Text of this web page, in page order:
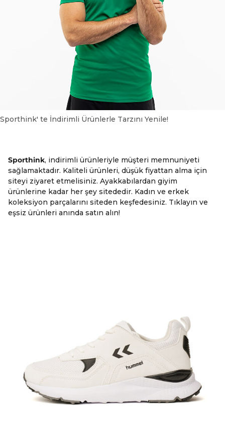
Sporthink' te İndirimli Ürünlerle Tarzını Yenile!
Sporthink, indirimli ürünleriyle müşteri memnuniyeti
sağlamaktadır. Kaliteli ürünleri, düşük fiyattan alma için
siteyi ziyaret etmelisiniz. Ayakkabılardan giyim
ürünlerine kadar her şey sitededir. Kadın ve erkek
koleksiyon parçalarını siteden keşfedesiniz. Tıklayın ve
eşsiz ürünleri anında satın alın!